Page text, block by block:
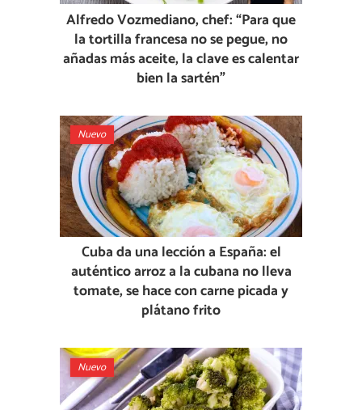
Alfredo Vozmediano, chef: “Para que
la tortilla francesa no se pegue, no
añadas más aceite, la clave es calentar
bien la sartén”
Nuevo
Cuba da una lección a España: el
auténtico arroz a la cubana no lleva
tomate, se hace con carne picada y
plátano frito
Nuevo